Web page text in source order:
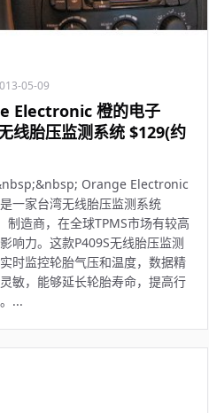
05-09
Electronic 橙的电子
线胎压监测系统 $129(约
Orange Electronic
一家台湾无线胎压监测系统
制造商，在全球TPMS市场有较高
响力。这款P409S无线胎压监测
时监控轮胎气压和温度，数据精
敏，能够延长轮胎寿命，提高行
...